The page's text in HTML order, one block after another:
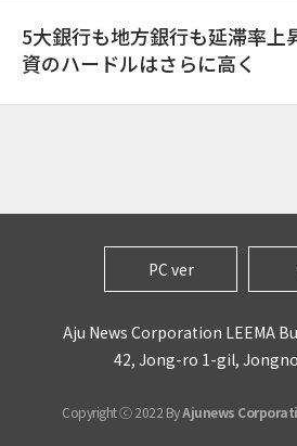
5大銀行も地方銀行も延滞率
資のハードルはさらに高く
PC ver
Aju News Corporation LEEMA
42, Jong-ro 1-gil,
Copyright ⓒ 2022 ByAjunews